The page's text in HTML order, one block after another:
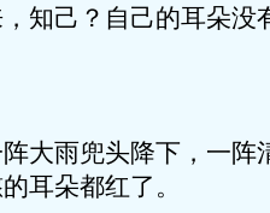
知己？自己的耳朵没
大雨兜头降下，一阵
耳朵都红了。